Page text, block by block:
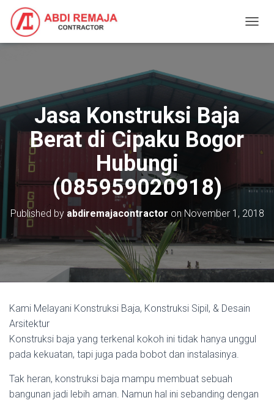
O
N
I
I
O
Jasa Konstruksi Baja
Berat di Cipaku Bogor
Hubungi
(085959020918)
Published by abdiremajacontractor on November 1, 2018
Kami Melayani Konstruksi Baja, Konstruksi Sipil, & Desain
Arsitektur
Konstruksi baja yang terkenal kokoh ini tidak hanya unggul
pada kekuatan, tapi juga pada bobot dan instalasinya.
Tak heran, konstruksi baja mampu membuat sebuah
bangunan jadi lebih aman. Namun hal ini sebanding dengan